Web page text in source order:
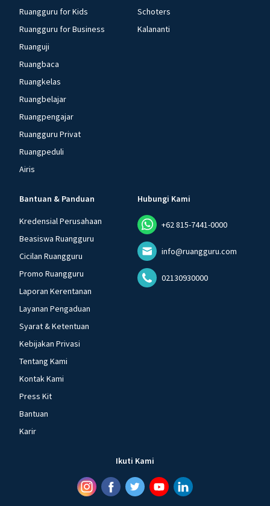
Ruangguru for Kids
Ruangguru for Business
Ruanguji
Ruangbaca
Ruangkelas
Ruangbelajar
Ruangpengajar
Ruangguru Privat
Ruangpeduli
Airis
Schoters
Kalananti
Bantuan & Panduan
Kredensial Perusahaan
Beasiswa Ruangguru
Cicilan Ruangguru
Promo Ruangguru
Laporan Kerentanan
Layanan Pengaduan
Syarat & Ketentuan
Kebijakan Privasi
Tentang Kami
Kontak Kami
Press Kit
Bantuan
Karir
Hubungi Kami
+62 815-7441-0000
info@ruangguru.com
02130930000
Ikuti Kami